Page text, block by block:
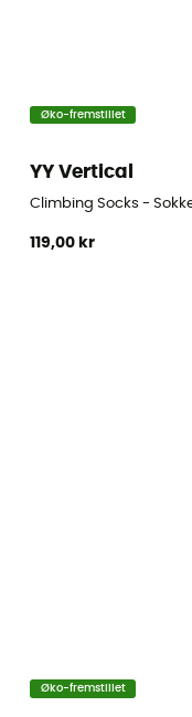
Øko-fremstillet
YY Vertical
Climbing Socks -
119,00 kr
Øko-fremstillet